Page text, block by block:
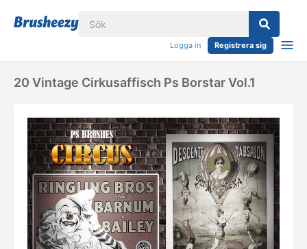
Logga in Registrera sig
20 Vintage Cirkusaffisch Ps Borstar Vol.1